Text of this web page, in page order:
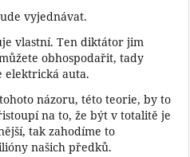
vyjednávat.
vlastní. Ten diktátor jim
obhospodařit, tady
elektrická auta.
názoru, této teorie, by to
na to, že být v totalitě je
tak zahodíme to
našich předků.